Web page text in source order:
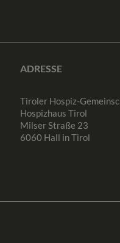
ADRESSE
Tiroler Hospiz-
Hospizhaus Tirol
Milser Straße 23
6060 Hall in Tirol